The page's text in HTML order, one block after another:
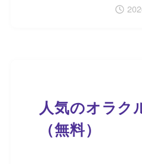
人気のオラク
（無料）